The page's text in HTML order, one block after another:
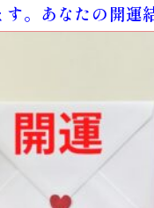
す。あなたの開運